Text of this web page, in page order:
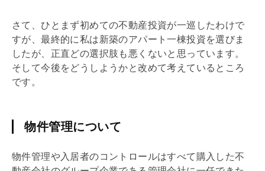
さて、ひとまず初めての不動産投資が一巡したわけで
すが、最終的に私は新築のアパート一棟投資を選びま
したが、正直どの選択肢も悪くないと思っています。
そして今後をどうしようかと改めて考えているところ
です。
物件管理について
物件管理や入居者のコントロールはすべて購入した不